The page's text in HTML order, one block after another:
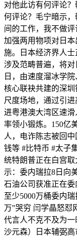
对他此访有何评论
何评论？毛宁暗示
间的工作，我不做
加强两用物项对日
施。日本经济界人
涉及范畴普遍，将
日，由速度溜冰学
核心联袂共建的深
尺度场地，通过引
进粤港澳大湾区速
率领小锻炼。150亿
人，电诈陈志被回
钱等 #比特币 #太子
统特朗普正在白宫
示：委内瑞拉8日向
石油公司获准正在
至少5000万桶委内
万”哭穷 闫学晶怒怼
代言人不克不及为
沙元森）日本辅弼